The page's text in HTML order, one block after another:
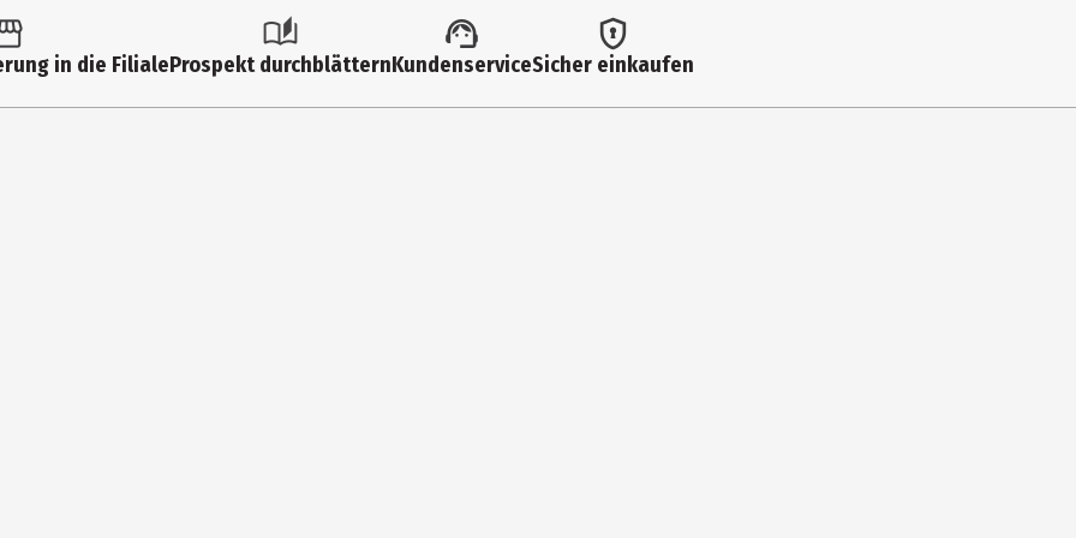
Obstessig*, Knoblauch*, Pfeffer*, Zwiebelpulver*, Liebstöckel*, Bohnenkraut*, Kreuzkümmel, Rosmarin*.<br>*aus bilogischer
in die FilialeProspekt durchblätternKundenserviceSicher einkaufen